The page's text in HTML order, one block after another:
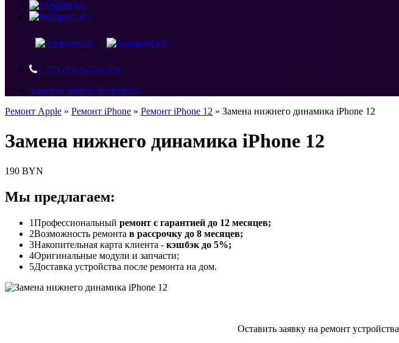
+ 375 (33) 6-370-370
Заказать звонок бесплатно
Ремонт Apple » Ремонт iPhone » Ремонт iPhone 12 » Замена нижнего динамика iPhone 12
Замена нижнего динамика iPhone 12
190 BYN
Мы предлагаем:
1Профессиональный ремонт с гарантией до 12 месяцев;
2Возможность ремонта в рассрочку до 8 месяцев;
3Накопительная карта клиента - кэшбэк до 5%;
4Оригинальные модули и запчасти;
5Доставка устройства после ремонта на дом.
Оставить заявку на ремонт устройства